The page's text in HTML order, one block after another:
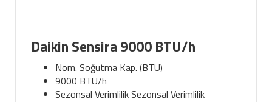
Daikin Sensira 9000 BTU/h
Nom. Soğutma Kap. (BTU)
9000 BTU/h
Sezonsal Verimlilik Sezonsal Verimlilik